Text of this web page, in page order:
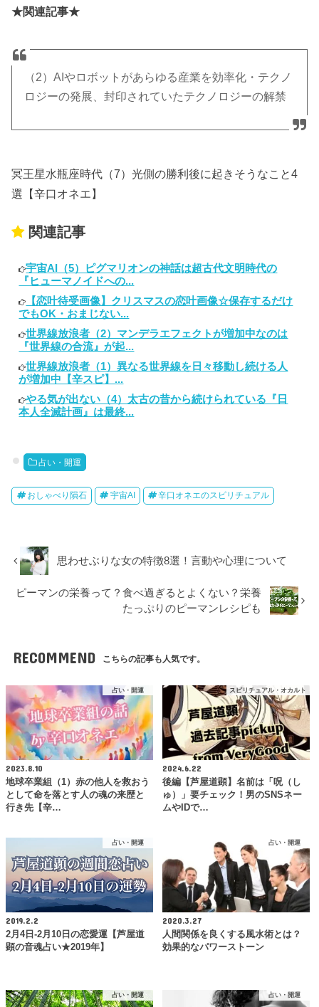
★関連記事★
（2）AIやロボットがあらゆる産業を効率化・テクノ
ロジーの発展、封印されていたテクノロジーの解禁
冥王星水瓶座時代（7）光側の勝利後に起きそうなこと4
選【辛口オネエ】
関連記事
宇宙AI（5）ピグマリオンの神話は超古代文明時代の
『ヒューマノイドへの...
【恋叶待受画像】クリスマスの恋叶画像☆保存するだけ
でもOK・おまじない...
世界線放浪者（2）マンデラエフェクトが増加中なのは
『世界線の合流』が起...
世界線放浪者（1）異なる世界線を日々移動し続ける人
が増加中【辛スピ】...
やる気が出ない（4）太古の昔から続けられている『日
本人全滅計画』は最終...
占い・開運
おしゃべり隕石 宇宙AI 辛口オネエのスピリチュアル
思わせぶりな女の特徴8選！言動や心理について
ピーマンの栄養って？食べ過ぎるとよくない？栄養
たっぷりのピーマンレシピも
RECOMMEND こちらの記事も人気です。
占い・開運
2023.8.10
地球卒業組（1）赤の他人を救おう
として命を落とす人の魂の来歴と
行き先【辛…
スピリチュアル・オカルト
2024.6.22
後編【芦屋道顕】名前は「呪（し
ゅ）」要チェック！男のSNSネー
ムやIDで…
占い・開運
2019.2.2
2月4日-2月10日の恋愛運【芦屋道
顕の音魂占い★2019年】
占い・開運
2020.3.27
人間関係を良くする風水術とは？
効果的なパワーストーン
占い・開運 占い・開運